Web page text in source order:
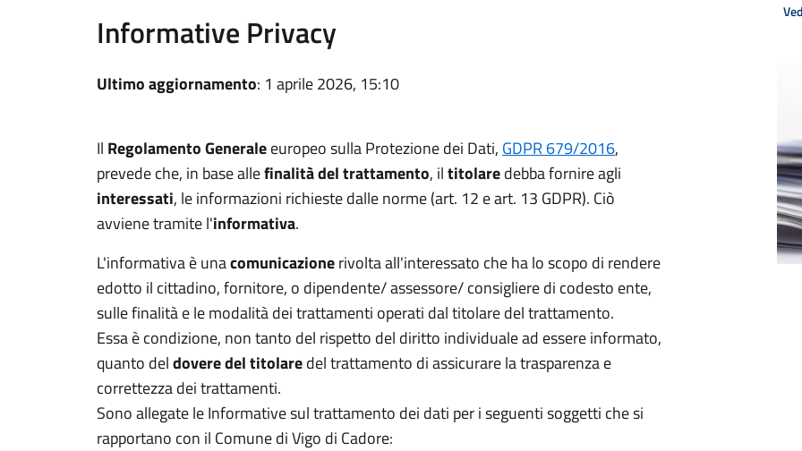
Informative Privacy
Ultimo aggiornamento: 1 aprile 2026, 15:10
Il Regolamento Generaleeuropeo sulla Protezione dei Dati, GDPR 679/2016,
prevede che, in base allefinalità del trattamento, iltitolaredebba fornire agli
interessati, le informazioni richieste dalle norme (art. 12 e art. 13 GDPR). Ciò
avviene tramite l'informativa.
L'informativa è unacomunicazionerivolta all'interessato che ha lo scopo di rendere
edotto il cittadino, fornitore, o dipendente/ assessore/ consigliere di codesto ente,
sulle finalità e le modalità dei trattamenti operati dal titolare del trattamento.
Essa è condizione, non tanto del rispetto del diritto individuale ad essere informato,
quanto deldovere del titolaredel trattamento di assicurare la trasparenza e
correttezza dei trattamenti.
Sono allegate le Informative sul trattamento dei dati per i seguenti soggetti che si
rapportano con il Comune di Vigo di Cadore: